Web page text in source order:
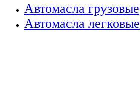
Автомасла грузовые
Автомасла легковые